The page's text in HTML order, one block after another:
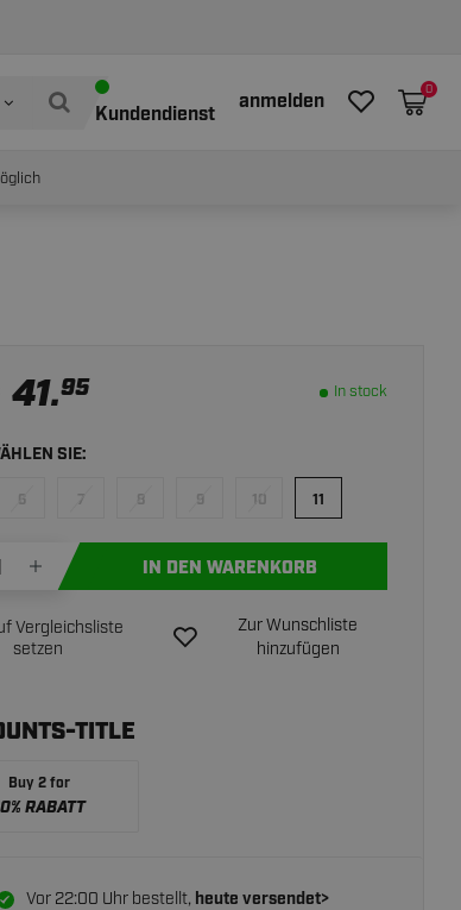
Kundendienst
anmelden
0
41.95
SIE:
In stock
6 7 8 9 10 11
IN DEN WARENKORB
Vergleichsliste
setzen
Zur Wunschliste
hinzufügen
TITLE
Buy 2 for
RABATT
Vor 22:00 Uhr bestellt, heute versendet>